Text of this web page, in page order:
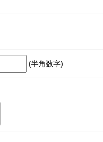
(半角数字)